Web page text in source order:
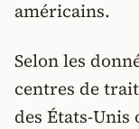
américains.
Selon les
centres de
des États-